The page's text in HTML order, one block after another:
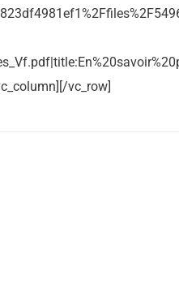
vc_row]